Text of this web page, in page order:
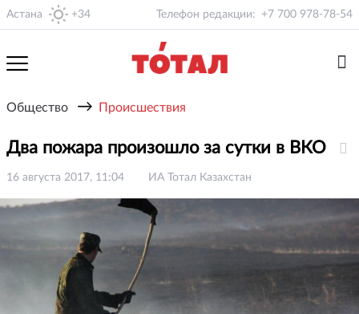
Астана +34 Телефон редакции: +7 700 978-78-54
Общество → Происшествия
Два пожара произошло за сутки в ВКО
16 августа 2017, 11:04 ИА Тотал Казахстан